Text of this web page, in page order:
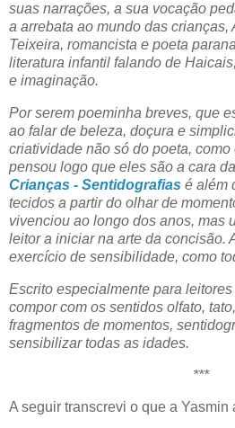
suas narrações, a sua vocação
a arrebata ao mundo das crianças,
Teixeira, romancista e poeta
literatura infantil falando de
e imaginação.
Por serem poeminha breves, que
ao falar de beleza, doçura e
criatividade não só do poeta, como
pensou logo que eles são a cara
Crianças - Sentidografias é além
tecidos a partir do olhar de
vivenciou ao longo dos anos, mas
leitor a iniciar na arte da concisão.
exercício de sensibilidade, como
Escrito especialmente para
compor com os sentidos olfato,
fragmentos de momentos,
sensibilizar todas as idades.
***
A seguir transcrevi o que a Yasmin